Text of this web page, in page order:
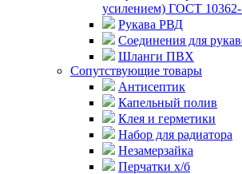
усилением) ГОСТ
Рукава РВД
Соединения для
Шланги ПВХ
Сопутствующие товары
Антисептик
Капельный полив
Клея и герметики
Набор для радиатора
Незамерзайка
Перчатки х/б